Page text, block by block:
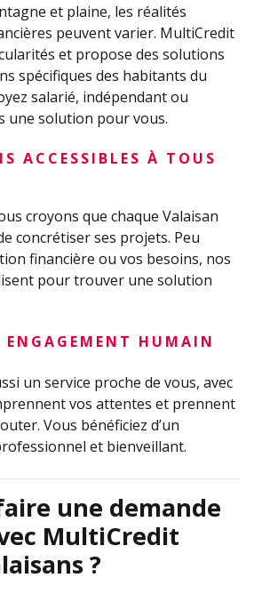
et plaine, les réalités
peuvent varier. MultiCredit
et propose des solutions
spécifiques des habitants du
salarié, indépendant ou
une solution pour vous.
ACCESSIBLES À TOUS
croyons que chaque Valaisan
concrétiser ses projets. Peu
financière ou vos besoins, nos
pour trouver une solution
HUMAIN
un service proche de vous, avec
vos attentes et prennent
Vous bénéficiez d’un
et bienveillant.
une demande
MultiCredit
?